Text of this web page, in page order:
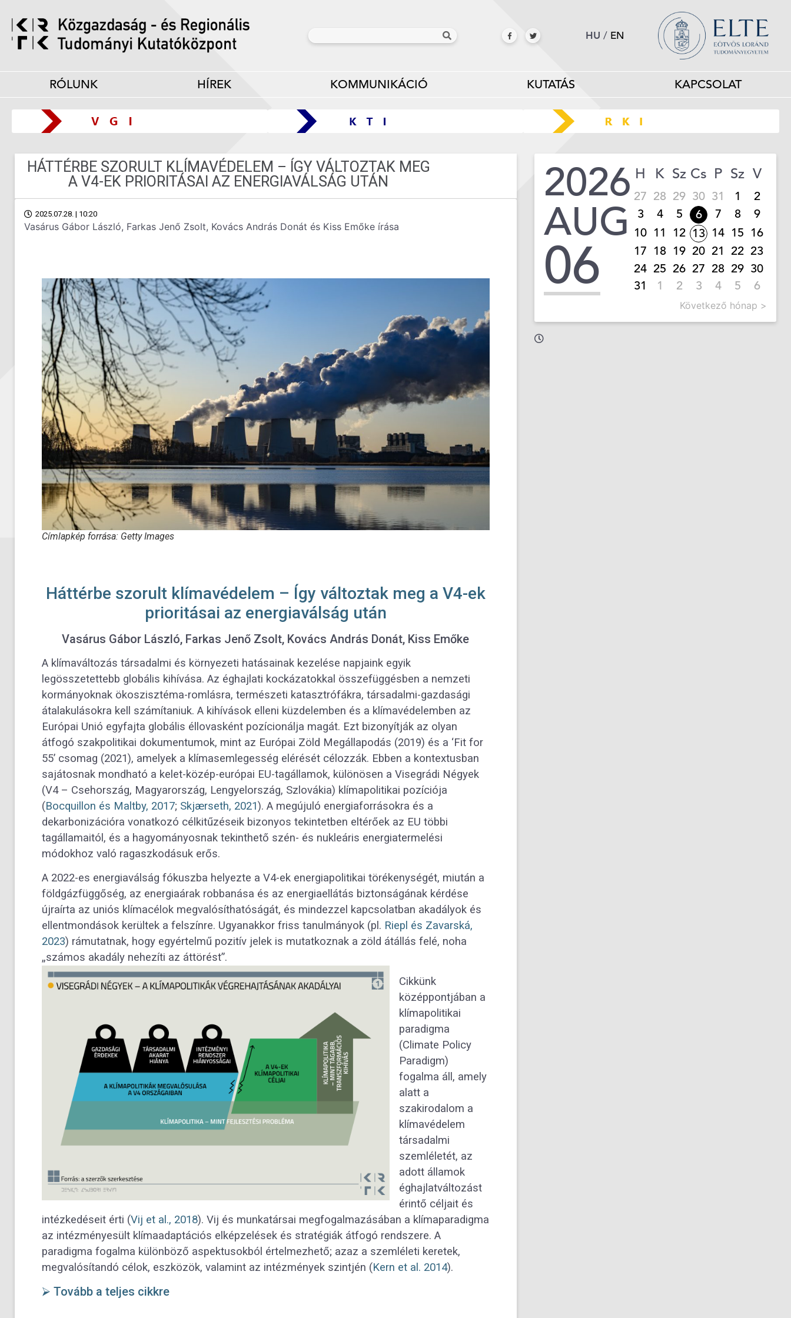
HU / EN
RÓLUNK HÍREK KOMMUNIKÁCIÓ KUTATÁS KAPCSOLAT
HÁTTÉRBE SZORULT KLÍMAVÉDELEM – ÍGY VÁLTOZTAK MEG
A V4-EK PRIORITÁSAI AZ ENERGIAVÁLSÁG UTÁN
2025.07.28. | 10:20
Vasárus Gábor László, Farkas Jenő Zsolt, Kovács András Donát és Kiss Emőke írása
Címlapkép forrása: Getty Images
Háttérbe szorult klímavédelem – Így változtak meg a V4-ek
prioritásai az energiaválság után
Vasárus Gábor László, Farkas Jenő Zsolt, Kovács András Donát, Kiss Emőke
A klímaváltozás társadalmi és környezeti hatásainak kezelése napjaink egyik
legösszetettebb globális kihívása. Az éghajlati kockázatokkal összefüggésben a nemzeti
kormányoknak ökoszisztéma-romlásra, természeti katasztrófákra, társadalmi-gazdasági
átalakulásokra kell számítaniuk. A kihívások elleni küzdelemben és a klímavédelemben az
Európai Unió egyfajta globális éllovasként pozícionálja magát. Ezt bizonyítják az olyan
átfogó szakpolitikai dokumentumok, mint az Európai Zöld Megállapodás (2019) és a ‘Fit for
55’ csomag (2021), amelyek a klímasemlegesség elérését célozzák. Ebben a kontextusban
sajátosnak mondható a kelet-közép-európai EU-tagállamok, különösen a Visegrádi Négyek
(V4 – Csehország, Magyarország, Lengyelország, Szlovákia) klímapolitikai pozíciója
(Bocquillon és Maltby, 2017; Skjærseth, 2021). A megújuló energiaforrásokra és a
dekarbonizációra vonatkozó célkitűzéseik bizonyos tekintetben eltérőek az EU többi
tagállamaitól, és a hagyományosnak tekinthető szén- és nukleáris energiatermelési
módokhoz való ragaszkodásuk erős.
A 2022-es energiaválság fókuszba helyezte a V4-ek energiapolitikai törékenységét, miután a
földgázfüggőség, az energiaárak robbanása és az energiaellátás biztonságának kérdése
újraírta az uniós klímacélok megvalósíthatóságát, és mindezzel kapcsolatban akadályok és
ellentmondások kerültek a felszínre. Ugyanakkor friss tanulmányok (pl. Riepl és Zavarská,
2023) rámutatnak, hogy egyértelmű pozitív jelek is mutatkoznak a zöld átállás felé, noha
„számos akadály nehezíti az áttörést”.
Cikkünk
középpontjában a
klímapolitikai
paradigma
(Climate Policy
Paradigm)
fogalma áll, amely
alatt a
szakirodalom a
klímavédelem
társadalmi
szemléletét, az
adott államok
éghajlatváltozást
érintő céljait és
intézkedéseit érti (Vij et al., 2018). Vij és munkatársai megfogalmazásában a klímaparadigma
az intézményesült klímaadaptációs elképzelések és stratégiák átfogó rendszere. A
paradigma fogalma különböző aspektusokból értelmezhető; azaz a szemléleti keretek,
megvalósítandó célok, eszközök, valamint az intézmények szintjén (Kern et al. 2014).
⮚ Tovább a teljes cikkre
2026
AUG
06
H K Sz Cs P Sz V
27 28 29 30 31 1
2
3
4 5 6 7 8
9
10 11 12 13 14 15 16
17 18 19 20 21 22 23
24 25 26 27 28 29 30
31
1 2 3 4 5 6
Következő hónap >